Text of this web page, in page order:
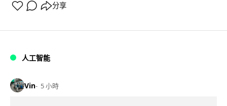
分享
人工智能
Vin 5 小時